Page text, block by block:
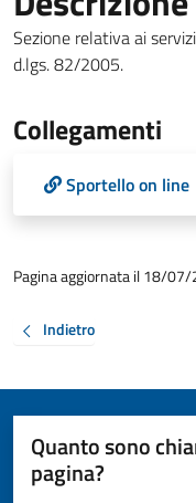
Sezione relativa ai
d.lgs. 82/2005.
Collegamenti
Sportello on line
Pagina aggiornata il 18/
Indietro
Quanto sono
pagina?